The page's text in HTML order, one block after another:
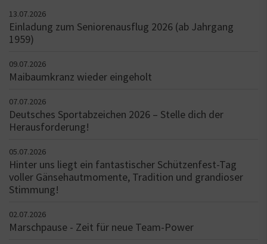
13.07.2026
Einladung zum Seniorenausflug 2026 (ab Jahrgang
1959)
09.07.2026
Maibaumkranz wieder eingeholt
07.07.2026
Deutsches Sportabzeichen 2026 – Stelle dich der
Herausforderung!
05.07.2026
Hinter uns liegt ein fantastischer Schützenfest-Tag
voller Gänsehautmomente, Tradition und grandioser
Stimmung!
02.07.2026
Marschpause - Zeit für neue Team-Power